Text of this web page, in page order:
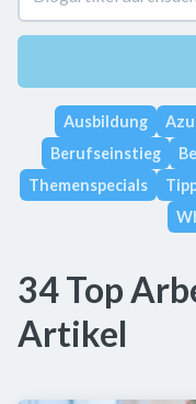
Ausbildung
Berufseinstieg
Themenspecials
34 Top
Artikel